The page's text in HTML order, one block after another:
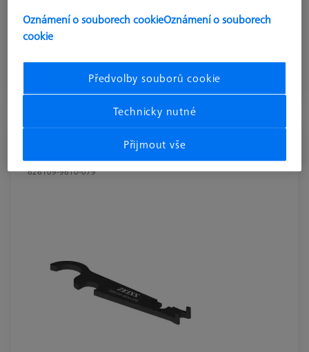
209,99 €
KOMPONENTY REFERENČNÍCH SAD
Kombinovaný utahovací klíč - AF16
626109-9610-079
Oznámení o souborech cookieOznámení o souborech
cookie
Předvolby souborů cookie
Technicky nutné
Přijmout vše